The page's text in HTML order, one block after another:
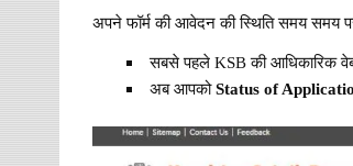
अपने फॉर्म की आवेदन की स्थिति समय समय
सबसे पहले KSB की आधिकारिक
अब आपकोStatus of